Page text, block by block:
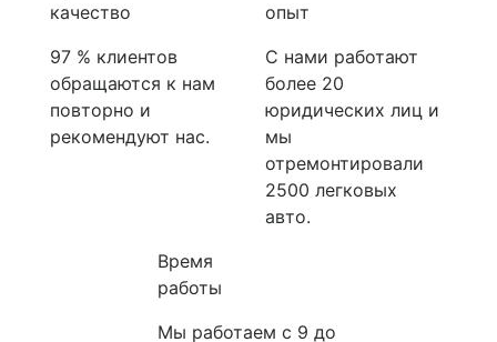
качество
97 % клиентов
обращаются к нам
повторно и
рекомендуют нас.
опыт
С нами работают
более 20
юридических лиц и
мы
отремонтировали
2500 легковых
авто.
Время
работы
Мы работаем с 9 до